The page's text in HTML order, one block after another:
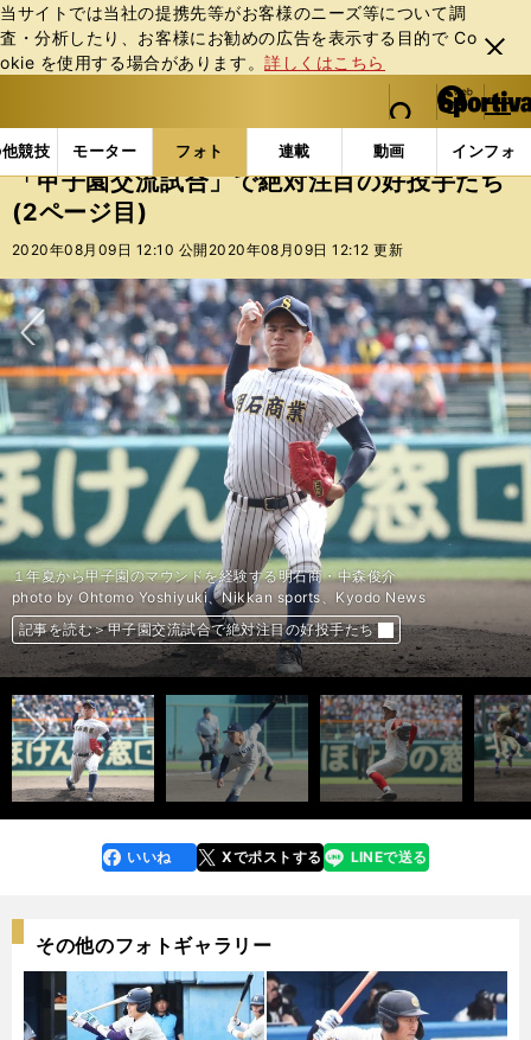
当サイトでは当社の提携先等がお客様のニーズ等について調
査・分析したり、お客様にお勧めの広告を表⽰する⽬的で Co
okie を使⽤する場合があります。詳しくはこちら
閉じ
る
web Sportiva (webスポルティーバ)
検索
マイペ
ー
ジ
メニュ
競技 モーター フォト 連載 動画 インフォ
b
ス
ポ
ル
ー
バ
フォトギャラリー コラムフォト 「甲子園交流試合
「甲子園交流試合」で絶対注目の好投手たち
(2ページ目)
2020年08月09日 12:10 公開 2020年08月09日 12:12 更新
次へ
昨年秋の明治神宮大会で優勝した中京大中京のエース・高橋宏斗
photo by Ohtomo Yoshiyuki、Nikkan sports、Kyodo News
記事を読む＞甲子園交流試合で絶対注目の好投手たち
１年夏から甲子園のマウンドを経験する明石商・中森俊介
photo by Ohtomo Yoshiyuki、Nikkan sports、Kyodo News
記事を読む＞甲子園交流試合で絶対注目の好投手たち
最速148キロを誇る大分商のエース・川瀬堅斗
photo by Ohtomo Yoshiyuki、Nikkan sports、Kyodo News
記事を読む＞甲子園交流試合で絶対注目の好投手たち
昨年春のセンバツで147キロをマークして注目を集めた智弁和歌山・小林樹
斗
photo by Ohtomo Yoshiyuki、Nikkan sports、Kyodo News
記事を読む＞甲子園交流試合で絶対注目の好投手たち
昨夏の甲子園で４試合に登板し、チーム初の日本一に貢献した履正社・岩崎
峻典
photo by Ohtomo Yoshiyuki、Nikkan sports、Kyodo News
記事を読む＞甲子園交流試合で絶対注目の好投手たち
昨年秋の神宮大会で好投した白樺学園・片山楽生
photo by Ohtomo Yoshiyuki、Nikkan sports、Kyodo News
記事を読む＞甲子園交流試合で絶対注目の好投手たち
鋭く曲がるスライダーを武器に三振の山を築く健大高崎・下慎之介
photo by Ohtomo Yoshiyuki、Nikkan sports、Kyodo News
記事を読む＞甲子園交流試合で絶対注目の好投手たち
ロシア人の母を持つハーフで、最速144キロを誇る桐生第一・蓼原慎仁
photo by Ohtomo Yoshiyuki、Nikkan sports、Kyodo News
記事を読む＞甲子園交流試合で絶対注目の好投手たち
長身から投げ下ろす最速147キロの速球が魅力の日本航空石川・嘉手苅浩太
photo by Ohtomo Yoshiyuki、Nikkan sports、Kyodo News
記事を読む＞甲子園交流試合で絶対注目の好投手たち
昨年春のセンバツで創部初の全国ベスト４に貢献した明豊のエース・若杉晟
汰
photo by Ohtomo Yoshiyuki、Nikkan sports、Kyodo News
記事を読む＞甲子園交流試合で絶対注目の好投手たち
前へ
faceboo
k
いいね Xでポストする
line LINEで送る
その他のフォトギャラリー